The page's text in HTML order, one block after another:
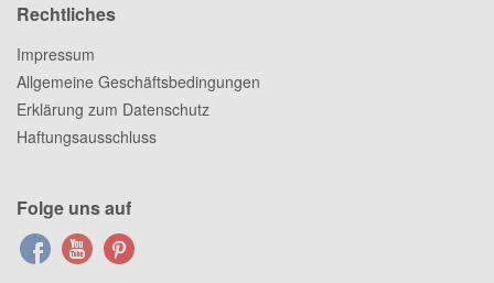
Rechtliches
Impressum
Allgemeine Geschäftsbedingungen
Erklärung zum Datenschutz
Haftungsausschluss
Folge uns auf